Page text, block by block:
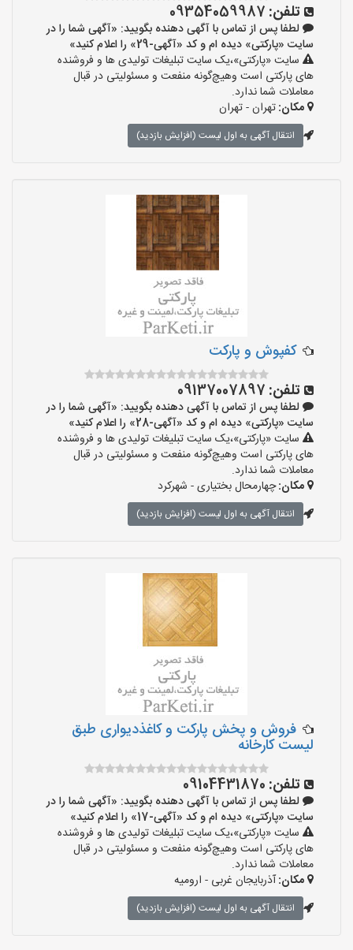
تلفن: 09354059987
لطفا پس از تماس با آگهی دهنده بگویید: «آگهی شما را در
سایت «پارکتی» دیده ام و کد «آگهی-29» را اعلام کنید»
سایت «پارکتی»،یک سایت تبلیغات تولیدی ها و فروشنده
های پارکتی است وهیچ‌گونه منفعت و مسئولیتی در قبال
معاملات شما ندارد.
مکان:تهران - تهران
انتقال آگهی به اول لیست (افزایش بازدید)
کفپوش و پارکت
تلفن: 09137007897
لطفا پس از تماس با آگهی دهنده بگویید: «آگهی شما را در
سایت «پارکتی» دیده ام و کد «آگهی-28» را اعلام کنید»
سایت «پارکتی»،یک سایت تبلیغات تولیدی ها و فروشنده
های پارکتی است وهیچ‌گونه منفعت و مسئولیتی در قبال
معاملات شما ندارد.
مکان:چهارمحال بختیاری - شهرکرد
انتقال آگهی به اول لیست (افزایش بازدید)
فروش و پخش پارکت و کاغذدیواری طبق
لیست کارخانه
تلفن: 09104431870
لطفا پس از تماس با آگهی دهنده بگویید: «آگهی شما را در
سایت «پارکتی» دیده ام و کد «آگهی-17» را اعلام کنید»
سایت «پارکتی»،یک سایت تبلیغات تولیدی ها و فروشنده
های پارکتی است وهیچ‌گونه منفعت و مسئولیتی در قبال
معاملات شما ندارد.
مکان:آذربایجان غربی - ارومیه
انتقال آگهی به اول لیست (افزایش بازدید)